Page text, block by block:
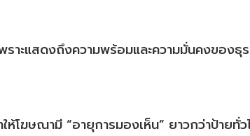
าะแสดงถึงความพร้อมและความมั่นคงของธุ
โฆษณามี “อายุการมองเห็น” ยาวกว่าป้ายทั่ว